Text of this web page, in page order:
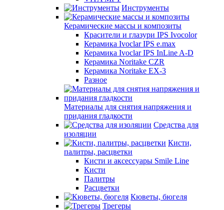
Инструменты
Керамические массы и композиты
Красители и глазури IPS Ivocolor
Керамика Ivoclar IPS e.max
Керамика Ivoclar IPS InLine A-D
Керамика Noritake CZR
Керамика Noritake EX-3
Разное
Материалы для снятия напряжения и
придания гладкости
Средства для
изоляции
Кисти,
палитры, расцветки
Кисти и аксессуары Smile Line
Кисти
Палитры
Расцветки
Кюветы, бюгеля
Трегеры